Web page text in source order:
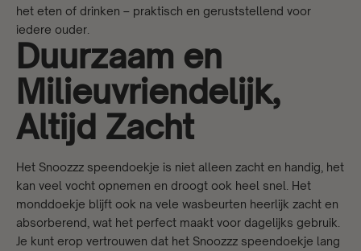
het eten of drinken – praktisch en geruststellend voor
iedere ouder.
Duurzaam en
Milieuvriendelijk,
Altijd Zacht
Het Snoozzz speendoekje is niet alleen zacht en handig, het
kan veel vocht opnemen en droogt ook heel snel. Het
monddoekje blijft ook na vele wasbeurten heerlijk zacht en
absorberend, wat het perfect maakt voor dagelijks gebruik.
Je kunt erop vertrouwen dat het Snoozzz speendoekje lang